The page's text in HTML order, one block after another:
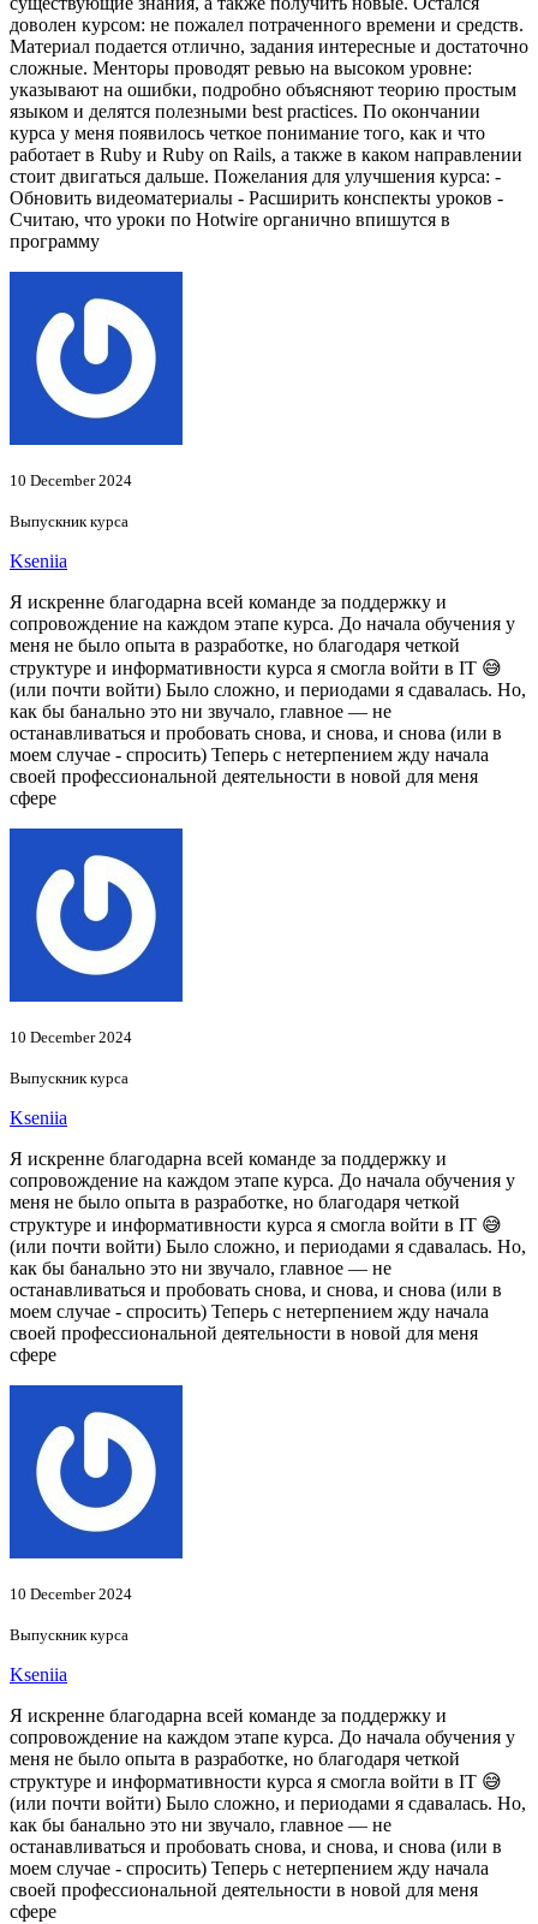
доволен курсом: не пожалел потраченного времени и средств.
Материал подается отлично, задания интересные и достаточно
сложные. Менторы проводят ревью на высоком уровне:
указывают на ошибки, подробно объясняют теорию простым
языком и делятся полезными best practices. По окончании
курса у меня появилось четкое понимание того, как и что
работает в Ruby и Ruby on Rails, а также в каком направлении
стоит двигаться дальше. Пожелания для улучшения курса: -
Обновить видеоматериалы - Расширить конспекты уроков -
Считаю, что уроки по Hotwire органично впишутся в
программу
10 December 2024
Выпускник курса
Kseniia
Я искренне благодарна всей команде за поддержку и
сопровождение на каждом этапе курса. До начала обучения у
меня не было опыта в разработке, но благодаря четкой
структуре и информативности курса я смогла войти в IT 😅
(или почти войти) Было сложно, и периодами я сдавалась. Но,
как бы банально это ни звучало, главное — не
останавливаться и пробовать снова, и снова, и снова (или в
моем случае - спросить) Теперь с нетерпением жду начала
своей профессиональной деятельности в новой для меня
сфере
10 December 2024
Выпускник курса
Kseniia
Я искренне благодарна всей команде за поддержку и
сопровождение на каждом этапе курса. До начала обучения у
меня не было опыта в разработке, но благодаря четкой
структуре и информативности курса я смогла войти в IT 😅
(или почти войти) Было сложно, и периодами я сдавалась. Но,
как бы банально это ни звучало, главное — не
останавливаться и пробовать снова, и снова, и снова (или в
моем случае - спросить) Теперь с нетерпением жду начала
своей профессиональной деятельности в новой для меня
сфере
10 December 2024
Выпускник курса
Kseniia
Я искренне благодарна всей команде за поддержку и
сопровождение на каждом этапе курса. До начала обучения у
меня не было опыта в разработке, но благодаря четкой
структуре и информативности курса я смогла войти в IT 😅
(или почти войти) Было сложно, и периодами я сдавалась. Но,
как бы банально это ни звучало, главное — не
останавливаться и пробовать снова, и снова, и снова (или в
моем случае - спросить) Теперь с нетерпением жду начала
своей профессиональной деятельности в новой для меня
сфере